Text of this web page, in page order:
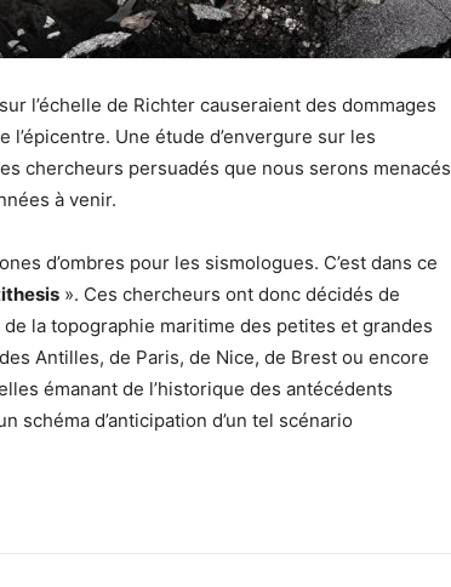
l’échelle de Richter causeraient des dommages
Une étude d’envergure sur les
chercheurs persuadés que nous serons menacés
à venir.
d’ombres pour les sismologues. C’est dans ce
». Ces chercheurs ont donc décidés de
la topographie maritime des petites et grandes
Antilles, de Paris, de Nice, de Brest ou encore
émanant de l’historique des antécédents
schéma d’anticipation d’un tel scénario